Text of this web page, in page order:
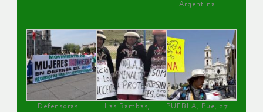
Argentina
Defensoras
Las Bambas,
PUEBLA, Pue, 27